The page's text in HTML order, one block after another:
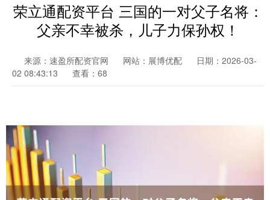
荣立通配资平台 三国的一对父子名将：
父亲不幸被杀，儿子力保孙权！
来源：速盈所配资官网 网站：展博优配
日期：2026-03-
02 08:43:13
查看：68